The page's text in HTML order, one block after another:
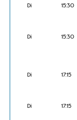
Di 15:30
Di 15:30
Di 17:15
Di 17:15